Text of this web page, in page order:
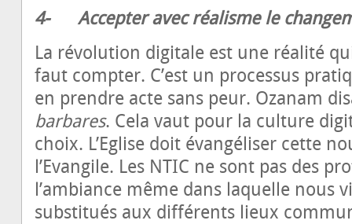
4- Accepter avec réalisme le
La révolution digitale est une réalité
faut compter. C’est un processus
en prendre acte sans peur. Ozanam
barbares. Cela vaut pour la culture
choix. L’Eglise doit évangéliser cette
l’Evangile. Les NTIC ne sont pas des
l’ambiance même dans laquelle nous
substitués aux différents lieux